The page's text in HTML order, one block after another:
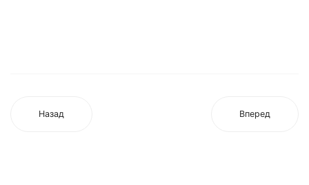
Назад Вперед